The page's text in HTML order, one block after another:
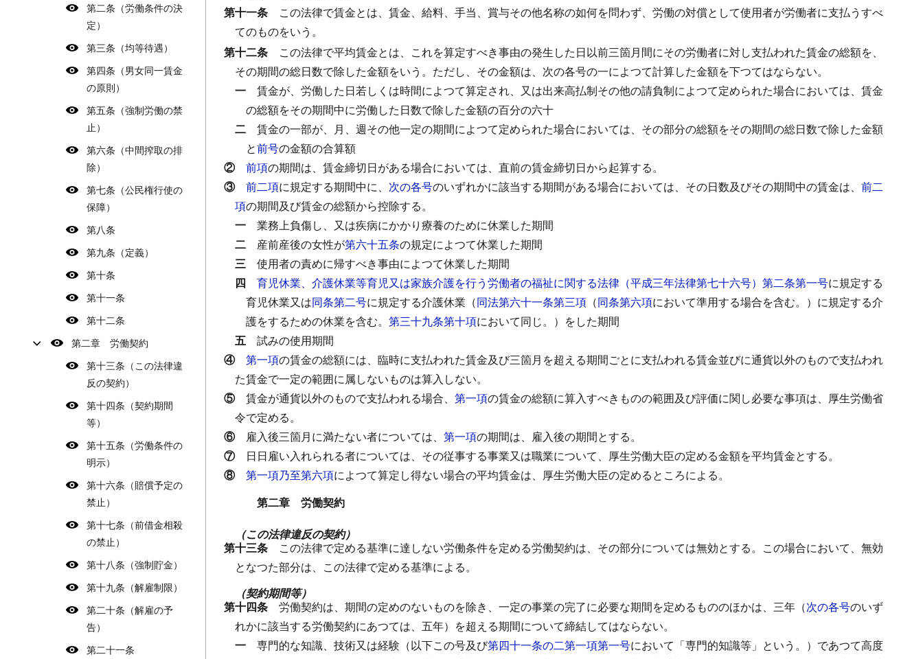
第二条（労働条件の決
定）
第三条（均等待遇）
第四条（男女同一賃金
の原則）
第五条（強制労働の禁
止）
第六条（中間搾取の排
除）
第七条（公民権行使の
保障）
第八条
第九条（定義）
第十条
第十一条
第十二条
第二章 労働契約
第十三条（この法律違
反の契約）
第十四条（契約期間
等）
第十五条（労働条件の
明示）
第十六条（賠償予定の
禁止）
第十七条（前借金相殺
の禁止）
第十八条（強制貯金）
第十九条（解雇制限）
第二十条（解雇の予
告）
第二十一条
第十一条 この法律で賃金とは、賃金、給料、手当、賞与その他名称の如何を問わず、労働の対償として使用者が労働者に支払うすべ
てのものをいう。
第十二条 この法律で平均賃金とは、これを算定すべき事由の発生した日以前三箇月間にその労働者に対し支払われた賃金の総額を、
その期間の総日数で除した金額をいう。 ただし、その金額は、次の各号の一によつて計算した金額を下つてはならない。
一 賃金が、労働した日若しくは時間によつて算定され、又は出来高払制その他の請負制によつて定められた場合においては、賃金
の総額をその期間中に労働した日数で除した金額の百分の六十
二 賃金の一部が、月、週その他一定の期間によつて定められた場合においては、その部分の総額をその期間の総日数で除した金額
と前号の金額の合算額
② 前項の期間は、賃金締切日がある場合においては、直前の賃金締切日から起算する。
③ 前二項に規定する期間中に、 次の各号のいずれかに該当する期間がある場合においては、その日数及びその期間中の賃金は、 前二
項の期間及び賃金の総額から控除する。
一 業務上負傷し、又は疾病にかかり療養のために休業した期間
二 産前産後の女性が第六十五条の規定によつて休業した期間
三 使用者の責めに帰すべき事由によつて休業した期間
四 育児休業、介護休業等育児又は家族介護を行う労働者の福祉に関する法律（平成三年法律第七十六号）第二条第一号に規定する
育児休業又は同条第二号に規定する介護休業（同法第六十一条第三項 （同条第六項において準用する場合を含む。）に規定する介
護をするための休業を含む。 第三十九条第十項において同じ。）をした期間
五 試みの使用期間
④ 第一項の賃金の総額には、臨時に支払われた賃金及び三箇月を超える期間ごとに支払われる賃金並びに通貨以外のもので支払われ
た賃金で一定の範囲に属しないものは算入しない。
⑤ 賃金が通貨以外のもので支払われる場合、 第一項の賃金の総額に算入すべきものの範囲及び評価に関し必要な事項は、厚生労働省
令で定める。
⑥ 雇入後三箇月に満たない者については、 第一項の期間は、雇入後の期間とする。
⑦ 日日雇い入れられる者については、その従事する事業又は職業について、厚生労働大臣の定める金額を平均賃金とする。
⑧ 第一項乃至第六項によつて算定し得ない場合の平均賃金は、厚生労働大臣の定めるところによる。
第二章 労働契約
（この法律違反の契約）
第十三条 この法律で定める基準に達しない労働条件を定める労働契約は、その部分については無効とする。 この場合において、無効
となつた部分は、この法律で定める基準による。
（契約期間等）
第十四条 労働契約は、期間の定めのないものを除き、一定の事業の完了に必要な期間を定めるもののほかは、三年（次の各号のいず
れかに該当する労働契約にあつては、五年）を超える期間について締結してはならない。
一 専門的な知識、技術又は経験（以下この号及び第四十一条の二第一項第一号において「専門的知識等」という。）であつて高度